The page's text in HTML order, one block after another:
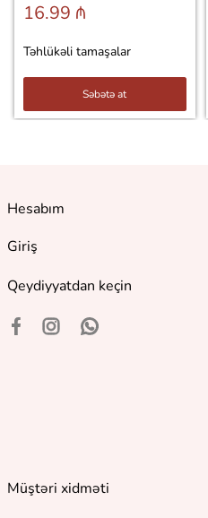
16.99 ₼
Təhlükəli tamaşalar
Səbətə at
Hesabım
Giriş
Qeydiyyatdan keçin
Müştəri xidməti